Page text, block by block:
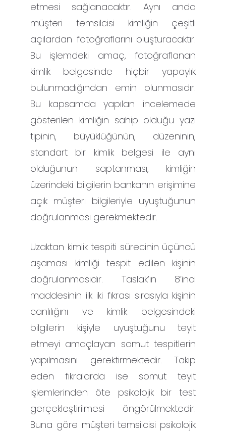
etmesi sağlanacaktır. Aynı anda
müşteri temsilcisi kimliğin çeşitli
açılardan fotoğraflarını oluşturacaktır.
Bu işlemdeki amaç, fotoğraflanan
kimlik belgesinde hiçbir yapaylık
bulunmadığından emin olunmasıdır.
Bu kapsamda yapılan incelemede
gösterilen kimliğin sahip olduğu yazı
tipinin, büyüklüğünün, düzeninin,
standart bir kimlik belgesi ile aynı
olduğunun saptanması, kimliğin
üzerindeki bilgilerin bankanın erişimine
açık müşteri bilgileriyle uyuştuğunun
doğrulanması gerekmektedir.
Uzaktan kimlik tespiti sürecinin üçüncü
aşaması kimliği tespit edilen kişinin
doğrulanmasıdır. Taslak’ın 8’inci
maddesinin ilk iki fıkrası sırasıyla kişinin
canlılığını ve kimlik belgesindeki
bilgilerin kişiyle uyuştuğunu teyit
etmeyi amaçlayan somut tespitlerin
yapılmasını gerektirmektedir. Takip
eden fıkralarda ise somut teyit
işlemlerinden öte psikolojik bir test
gerçekleştirilmesi öngörülmektedir.
Buna göre müşteri temsilcisi psikolojik